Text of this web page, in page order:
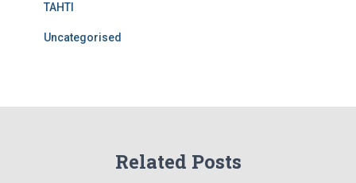
TAHTI
Uncategorised
Related Posts